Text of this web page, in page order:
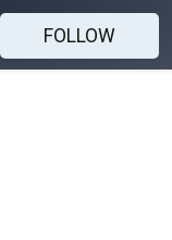
FOLLOW